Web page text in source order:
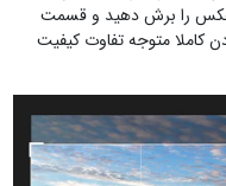
عکس را برش دهید و قسمت
کاملا متوجه تفاوت کیفیت